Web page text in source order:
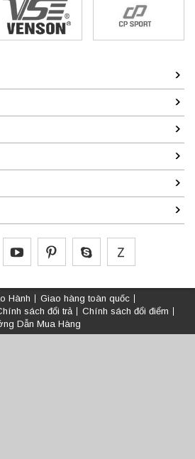
Hành
Giao hàng toàn quốc
sách đổi trả
Chính sách đổi điểm
Dẫn Mua Hàng